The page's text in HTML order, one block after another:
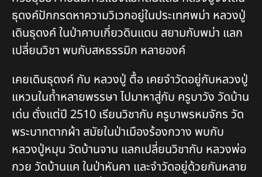
ธุดงค์ปักกรดหาความวิเวกอยู่ในประเทศพม่า หลวงปู่
เดินธุดงค์ ในป่าคาบเกี่ยวดินแดน สยามกับพม่า แลก
เปลี่ยนวิชา พบกับสหธรรมิก หลายองค์
เคยเดินธุดงค์ กับ หลวงปู่ ตื้อ เคยจำวัดอยู่กับหลวงปู่
แหวนในถ้ำหลายพรรษา ไปมาหาสู่กับ ครูบาวัง วัดบ้าน
เด่น ตั่งแต่ปี 2510 เรียนวิชากับ ครูบาพรหมจักร วัด
พระบาทตากผ้า สมัยในป่าเมืองร้องกวาง พบกับ
หลวงปู่หมุน วัดบ้านจาน แลกเปลี่ยนวิชากับ หลวงพ่อ
กวย วัดบ้านแค ในป่าหันคา และจำวัดอยู่ด้วยกันหลาย